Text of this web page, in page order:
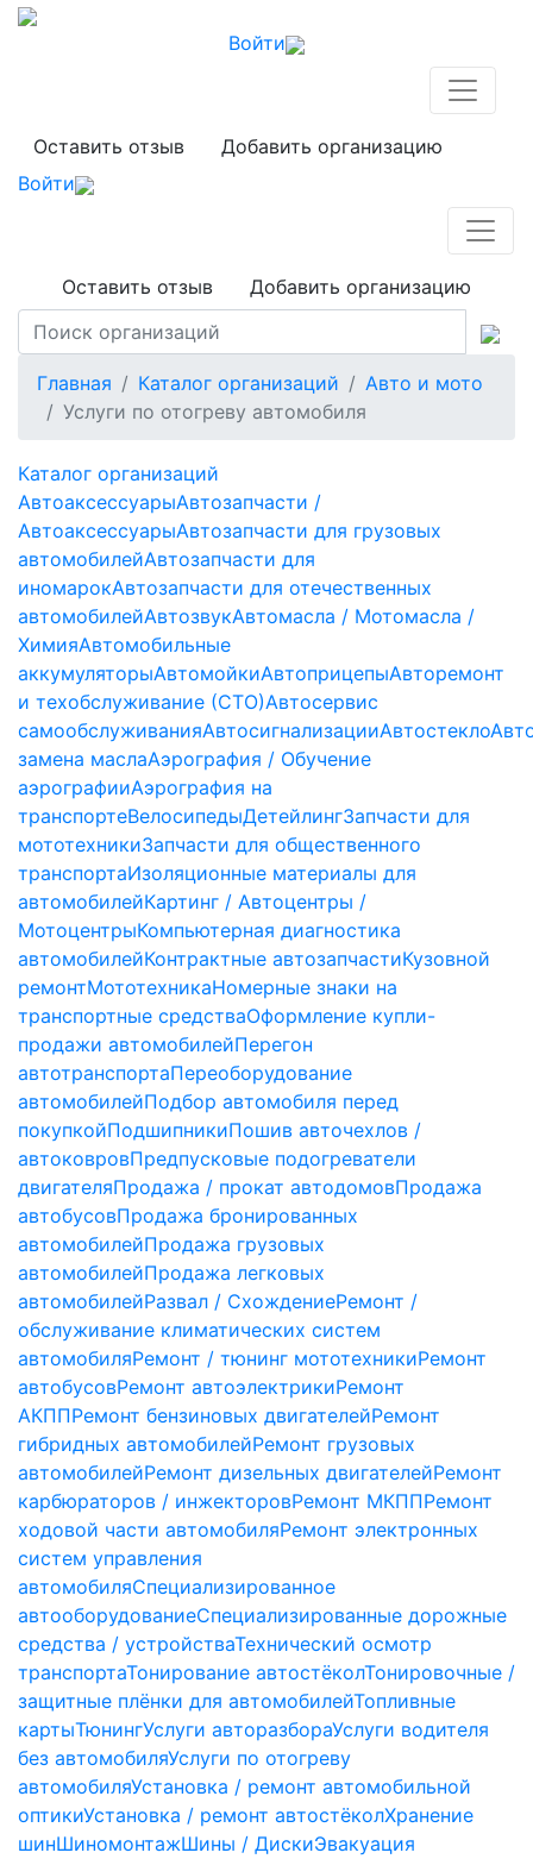
Войти
Оставить отзыв
Добавить организацию
Войти
Оставить отзыв Добавить организацию
Главная Каталог организаций
Авто и мото
Услуги по отогреву автомобиля
Каталог организаций
АвтоаксессуарыАвтозапчасти /
АвтоаксессуарыАвтозапчасти для грузовых
автомобилейАвтозапчасти для
иномарокАвтозапчасти для отечественных
автомобилейАвтозвукАвтомасла / Мотомасла /
ХимияАвтомобильные
аккумуляторыАвтомойкиАвтоприцепыАвторемонт
и техобслуживание (СТО)Автосервис
самообслуживанияАвтосигнализацииАвтостекло
замена маслаАэрография / Обучение
аэрографииАэрография на
транспортеВелосипедыДетейлингЗапчасти для
мототехникиЗапчасти для общественного
транспортаИзоляционные материалы для
автомобилейКартинг / Автоцентры /
МотоцентрыКомпьютерная диагностика
автомобилейКонтрактные автозапчастиКузовной
ремонтМототехникаНомерные знаки на
транспортные средстваОформление купли-
продажи автомобилейПерегон
автотранспортаПереоборудование
автомобилейПодбор автомобиля перед
покупкойПодшипникиПошив авточехлов /
автоковровПредпусковые подогреватели
двигателяПродажа / прокат автодомовПродажа
автобусовПродажа бронированных
автомобилейПродажа грузовых
автомобилейПродажа легковых
автомобилейРазвал / СхождениеРемонт /
обслуживание климатических систем
автомобиляРемонт / тюнинг мототехникиРемонт
автобусовРемонт автоэлектрикиРемонт
АКППРемонт бензиновых двигателейРемонт
гибридных автомобилейРемонт грузовых
автомобилейРемонт дизельных двигателейРемонт
карбюраторов / инжекторовРемонт МКППРемонт
ходовой части автомобиляРемонт электронных
систем управления
автомобиляСпециализированное
автооборудованиеСпециализированные дорожные
средства / устройстваТехнический осмотр
транспортаТонирование автостёколТонировочные /
защитные плёнки для автомобилейТопливные
картыТюнингУслуги авторазбораУслуги водителя
без автомобиляУслуги по отогреву
автомобиляУстановка / ремонт автомобильной
оптикиУстановка / ремонт автостёколХранение
шинШиномонтажШины / ДискиЭвакуация